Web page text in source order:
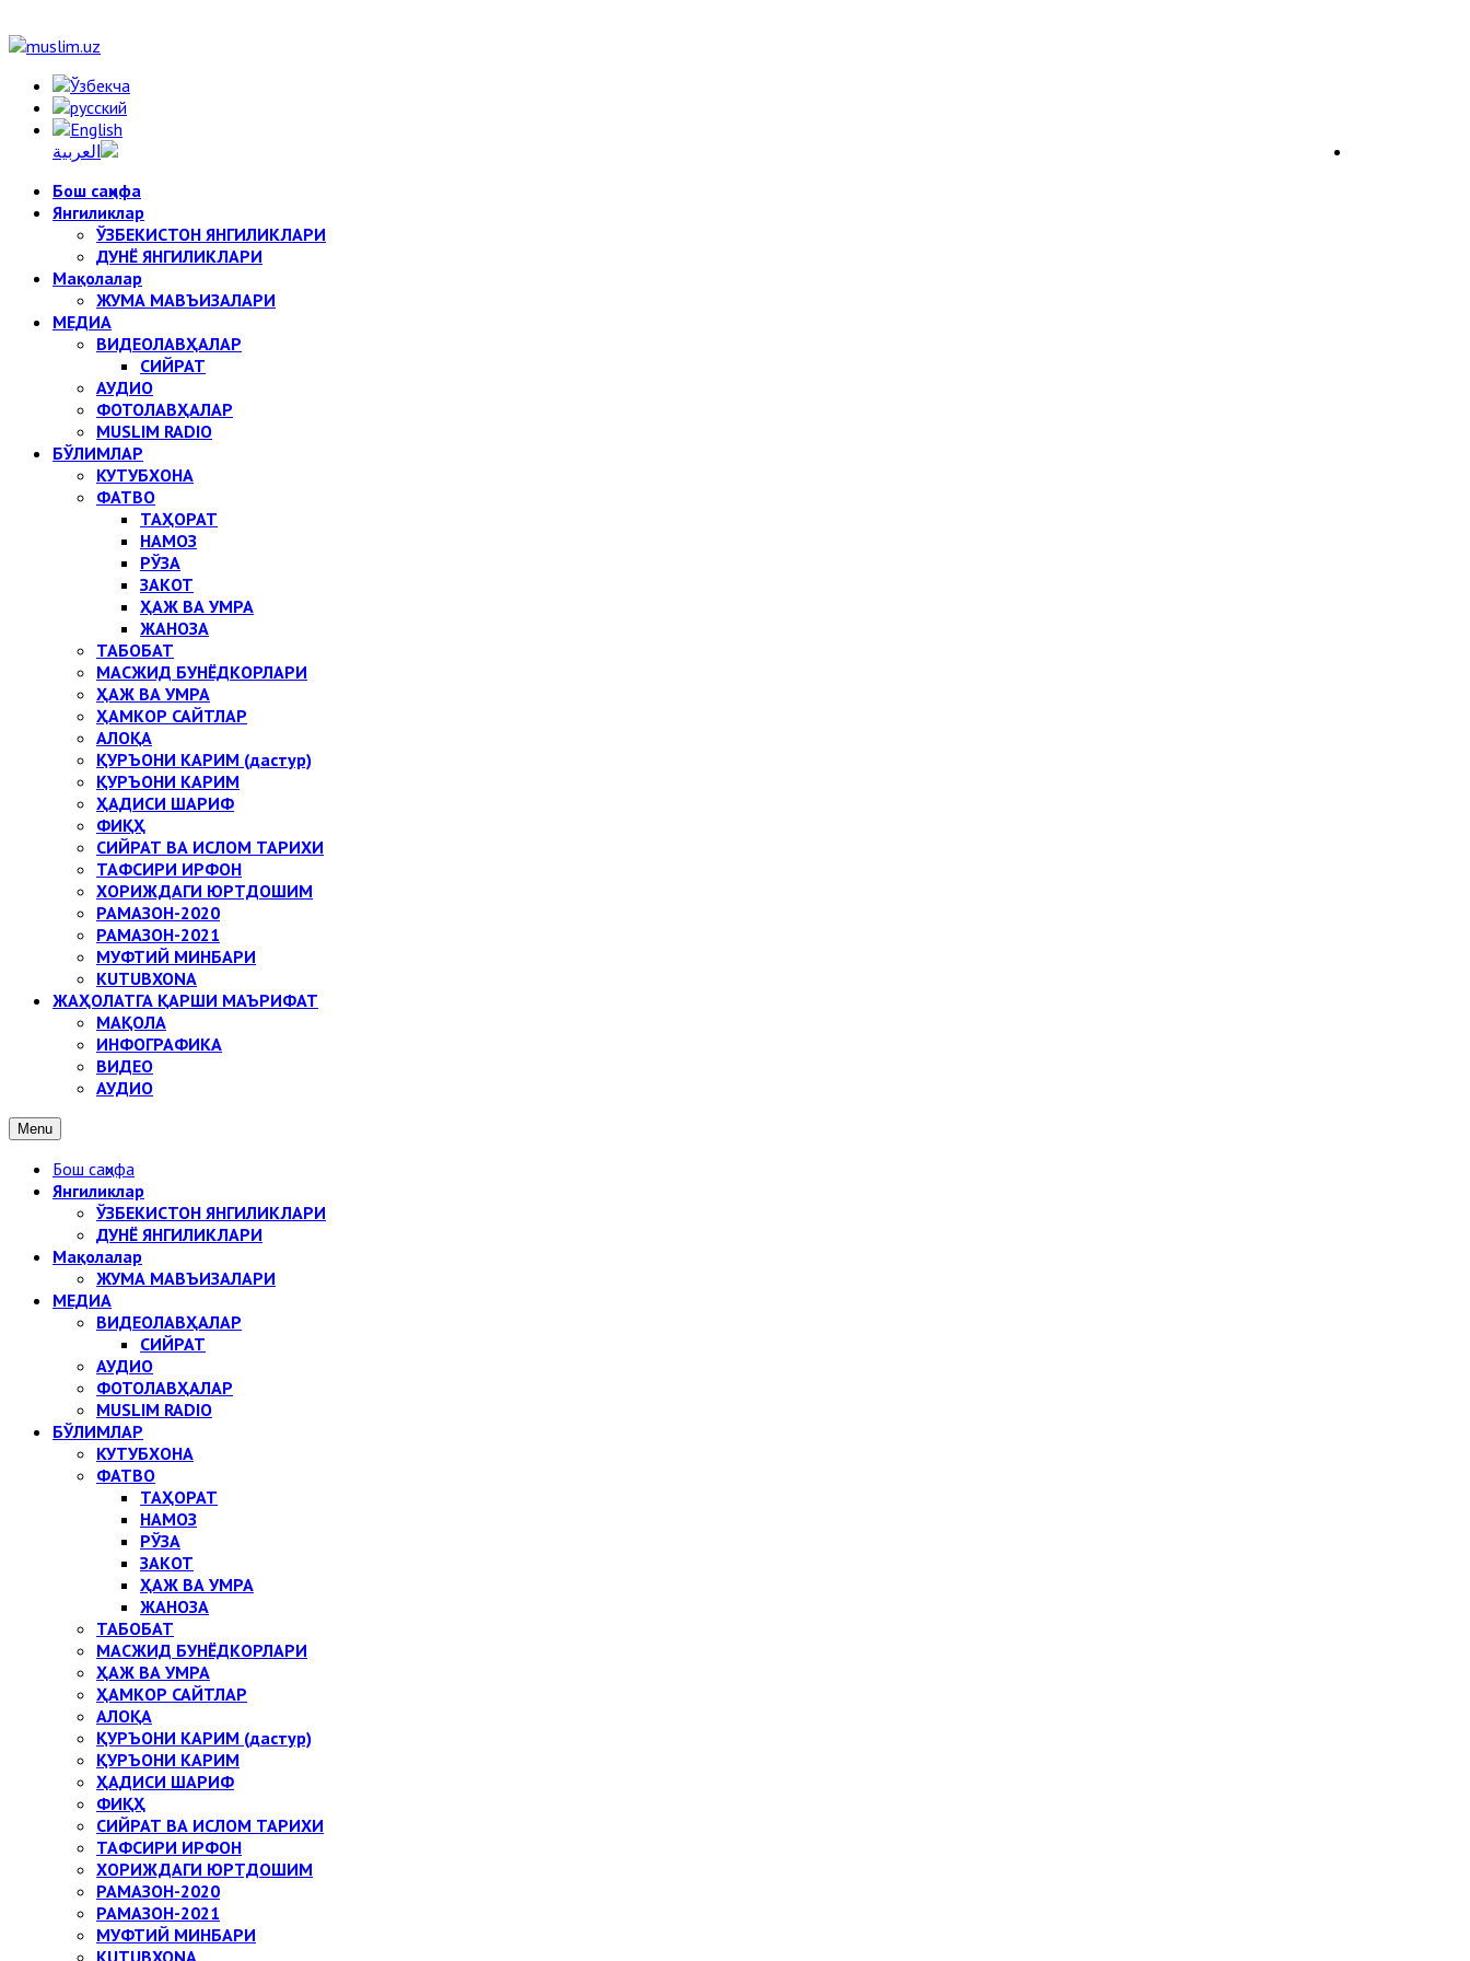
Бош саҳифа
Янгиликлар
ЎЗБЕКИСТОН ЯНГИЛИКЛАРИ
ДУНЁ ЯНГИЛИКЛАРИ
Мақолалар
ЖУМА МАВЪИЗАЛАРИ
МЕДИА
ВИДЕОЛАВҲАЛАР
СИЙРАТ
АУДИО
ФОТОЛАВҲАЛАР
MUSLIM RADIO
БЎЛИМЛАР
КУТУБХОНА
ФАТВО
ТАҲОРАТ
НАМОЗ
РЎЗА
ЗАКОТ
ҲАЖ ВА УМРА
ЖАНОЗА
ТАБОБАТ
МАСЖИД БУНЁДКОРЛАРИ
ҲАЖ ВА УМРА
ҲАМКОР САЙТЛАР
АЛОҚА
ҚУРЪОНИ КАРИМ (дастур)
ҚУРЪОНИ КАРИМ
ҲАДИСИ ШАРИФ
ФИҚҲ
СИЙРАТ ВА ИСЛОМ ТАРИХИ
ТАФСИРИ ИРФОН
ХОРИЖДАГИ ЮРТДОШИМ
РАМАЗОН-2020
РАМАЗОН-2021
МУФТИЙ МИНБАРИ
KUTUBXONA
ЖАҲОЛАТГА ҚАРШИ МАЪРИФАТ
МАҚОЛА
ИНФОГРАФИКА
ВИДЕО
АУДИО
Menu
Бош саҳифа
Янгиликлар
ЎЗБЕКИСТОН ЯНГИЛИКЛАРИ
ДУНЁ ЯНГИЛИКЛАРИ
Мақолалар
ЖУМА МАВЪИЗАЛАРИ
МЕДИА
ВИДЕОЛАВҲАЛАР
СИЙРАТ
АУДИО
ФОТОЛАВҲАЛАР
MUSLIM RADIO
БЎЛИМЛАР
КУТУБХОНА
ФАТВО
ТАҲОРАТ
НАМОЗ
РЎЗА
ЗАКОТ
ҲАЖ ВА УМРА
ЖАНОЗА
ТАБОБАТ
МАСЖИД БУНЁДКОРЛАРИ
ҲАЖ ВА УМРА
ҲАМКОР САЙТЛАР
АЛОҚА
ҚУРЪОНИ КАРИМ (дастур)
ҚУРЪОНИ КАРИМ
ҲАДИСИ ШАРИФ
ФИҚҲ
СИЙРАТ ВА ИСЛОМ ТАРИХИ
ТАФСИРИ ИРФОН
ХОРИЖДАГИ ЮРТДОШИМ
РАМАЗОН-2020
РАМАЗОН-2021
МУФТИЙ МИНБАРИ
KUTUBXONA